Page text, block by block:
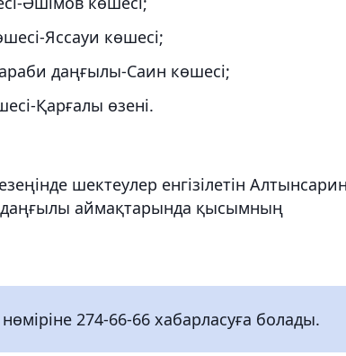
Яссауи көшесі;
даңғылы-Саин көшесі;
Қарғалы өзені.
шектеулер енгізілетін
аймақтарында қысымның
274-66-66 хабарласуға болады.